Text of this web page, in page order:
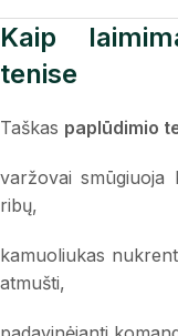
Kaip
tenise
Taškas paplūdimio
varžovai
ribų,
kamuoliukas
atmušti,